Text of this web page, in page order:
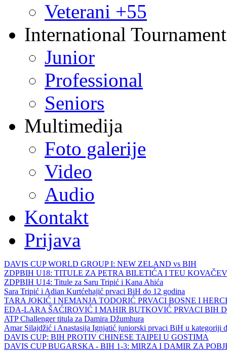
Veterani +55
International
Junior
Professional
Seniors
Multimedija
Foto galerije
Video
Audio
Kontakt
Prijava
DAVIS CUP WORLD GROUP I: NEW ZELAND vs BIH
ZDPBIH U18: TITULE ZA PETRA BILETIĆA I TEU
ZDPBIH U14: Titule za Saru Tripić i Kana Ahića
Sara Tripić i Adian Kurtćehajić prvaci BiH do 12 godina
TARA JOKIĆ I NEMANJA TODORIĆ PRVACI BOSNE I
EDA-LARA ŠAĆIROVIĆ I MAHIR BUTKOVIĆ PRVACI BIH
ATP Challenger titula za Damira Džumhura
Amar Silajdžić i Anastasija Ignjatić juniorski prvaci BiH u kategoriji
DAVIS CUP: BIH PROTIV CHINESE TAIPEI U GOSTIMA
DAVIS CUP BUGARSKA - BIH 1-3: MIRZA I DAMIR ZA